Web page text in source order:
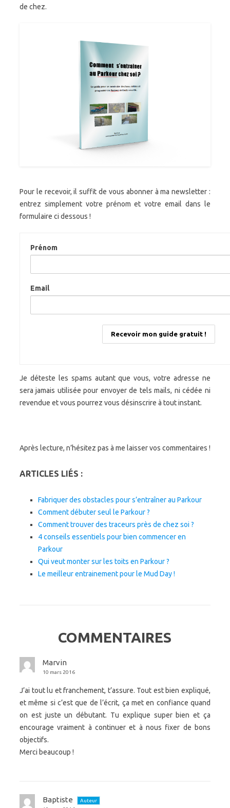
de chez.
Pour le recevoir, il suffit de vous abonner à ma newsletter :
entrez simplement votre prénom et votre email dans le
formulaire ci dessous !
Prénom
Email
Je déteste les spams autant que vous, votre adresse ne
sera jamais utilisée pour envoyer de tels mails, ni cédée ni
revendue et vous pourrez vous désinscrire à tout instant.
Après lecture, n’hésitez pas à me laisser vos commentaires !
ARTICLES LIÉS :
Fabriquer des obstacles pour s’entraîner au Parkour
Comment débuter seul le Parkour ?
Comment trouver des traceurs près de chez soi ?
4 conseils essentiels pour bien commencer en
Parkour
Qui veut monter sur les toits en Parkour ?
Le meilleur entrainement pour le Mud Day !
COMMENTAIRES
Marvin
10 mars 2016
J’ai tout lu et franchement, t’assure. Tout est bien expliqué,
et même si c’est que de l’écrit, ça met en confiance quand
on est juste un débutant. Tu explique super bien et ça
encourage vraiment à continuer et à nous fixer de bons
objectifs.
Merci beaucoup !
Baptiste
Auteur